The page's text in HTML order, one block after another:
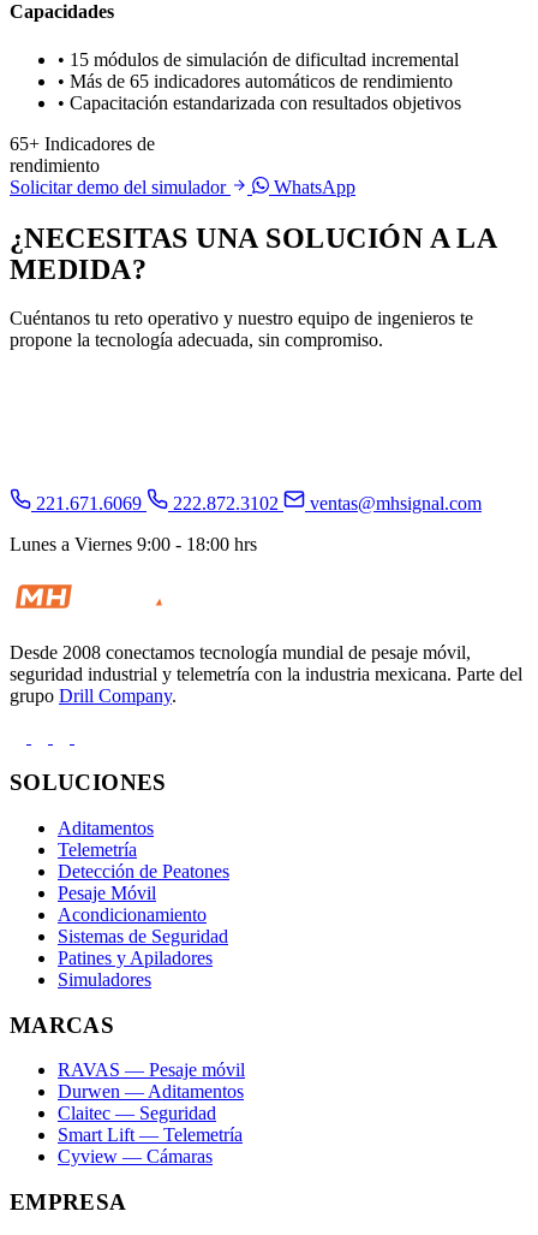
Capacidades
• 15 módulos de simulación de dificultad incremental
• Más de 65 indicadores automáticos de rendimiento
• Capacitación estandarizada con resultados objetivos
65+ Indicadores de
rendimiento
Solicitar demo del simulador
WhatsApp
¿NECESITAS UNA SOLUCIÓN A LA
MEDIDA?
Cuéntanos tu reto operativo y nuestro equipo de ingenieros te
propone la tecnología adecuada, sin compromiso.
221.671.6069 222.872.3102
ventas@mhsignal.com
Lunes a Viernes 9:00 - 18:00 hrs
Desde 2008 conectamos tecnología mundial de pesaje móvil,
seguridad industrial y telemetría con la industria mexicana. Parte del
grupo Drill Company.
SOLUCIONES
Aditamentos
Telemetría
Detección de Peatones
Pesaje Móvil
Acondicionamiento
Sistemas de Seguridad
Patines y Apiladores
Simuladores
MARCAS
RAVAS — Pesaje móvil
Durwen — Aditamentos
Claitec — Seguridad
Smart Lift — Telemetría
Cyview — Cámaras
EMPRESA